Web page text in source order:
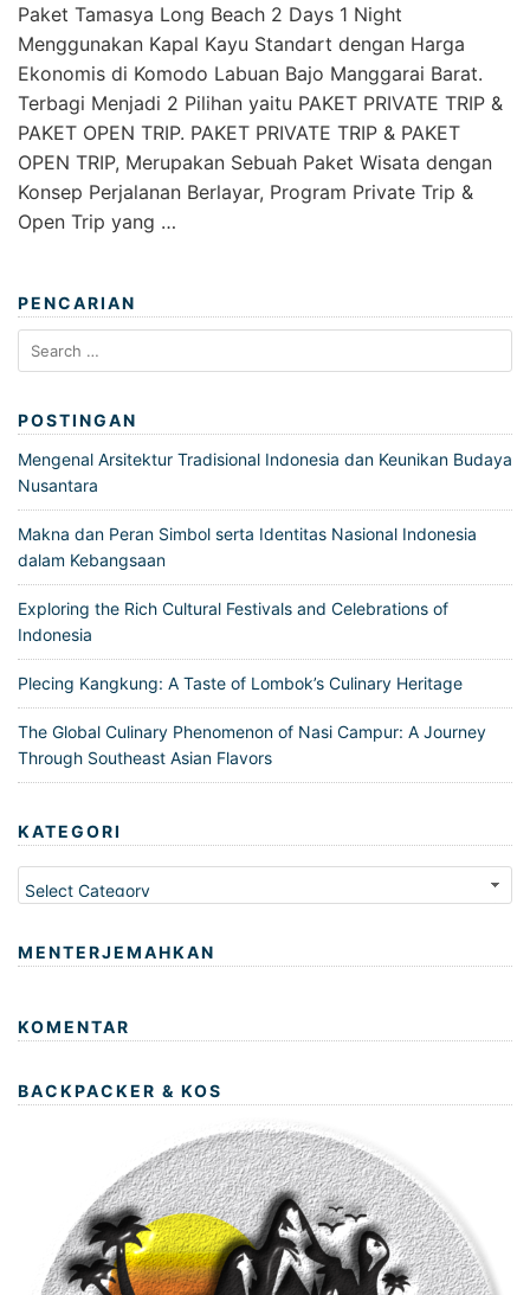
Paket Tamasya Long Beach 2 Days 1 Night
Menggunakan Kapal Kayu Standart dengan Harga
Ekonomis di Komodo Labuan Bajo Manggarai Barat.
Terbagi Menjadi 2 Pilihan yaitu PAKET PRIVATE TRIP &
PAKET OPEN TRIP. PAKET PRIVATE TRIP & PAKET
OPEN TRIP, Merupakan Sebuah Paket Wisata dengan
Konsep Perjalanan Berlayar, Program Private Trip &
Open Trip yang …
PENCARIAN
Search
for:
POSTINGAN
Mengenal Arsitektur Tradisional Indonesia dan Keunikan Budaya
Nusantara
Makna dan Peran Simbol serta Identitas Nasional Indonesia
dalam Kebangsaan
Exploring the Rich Cultural Festivals and Celebrations of
Indonesia
Plecing Kangkung: A Taste of Lombok’s Culinary Heritage
The Global Culinary Phenomenon of Nasi Campur: A Journey
Through Southeast Asian Flavors
KATEGORI
Kategori
MENTERJEMAHKAN
KOMENTAR
BACKPACKER & KOS